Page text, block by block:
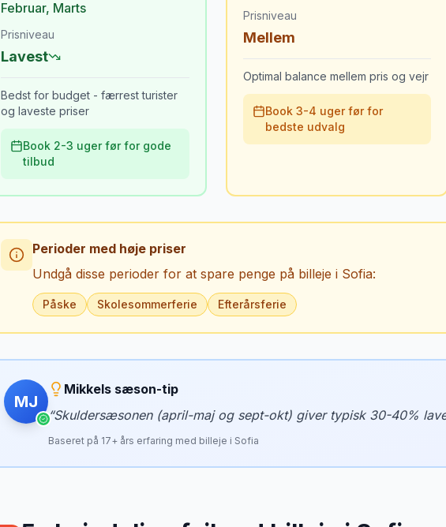
Februar, Marts
Prisniveau
Lavest
Bedst for budget - færrest turister
og laveste priser
Book 2-3 uger før for gode
tilbud
Prisniveau
Mellem
Optimal balance mellem pris og vejr
Book 3-4 uger før for
bedste udvalg
Perioder med høje priser
Undgå disse perioder for at spare penge på billeje i Sofia:
Påske Skolesommerferie Efterårsferie
MJ
Mikkels sæson-tip
“Skuldersæsonen (april-maj og sept-okt) giver typisk 30-40%
Baseret på 17+ års erfaring med billeje i Sofia